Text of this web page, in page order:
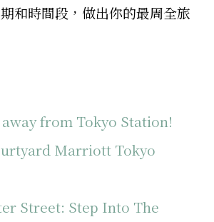
和時間段，做出你的最周全旅
from Tokyo Station!
Marriott Tokyo
Street: Step Into The